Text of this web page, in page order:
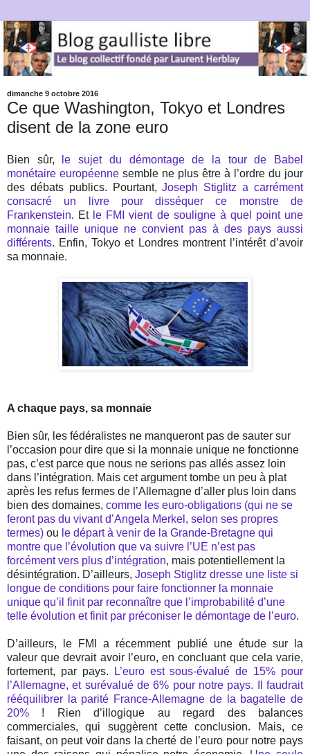
dimanche 9 octobre 2016
Ce que Washington, Tokyo et Londres
disent de la zone euro
Bien sûr,
le sujet du démontage de la tour de Babel
monétaire européenne semble ne plus être à l’ordre du jour
des débats publics. Pourtant,Joseph Stiglitz a carrément
consacré un livre pour disséquer ce monstre de
Frankenstein. Et le FMI vient de souligne à quel point une
monnaie taille unique ne convient pas à des pays aussi
différents. Enfin, Tokyo et Londres montrent l’intérêt d’avoir
sa monnaie.
A chaque pays, sa monnaie
Bien sûr, les fédéralistes ne manqueront pas de sauter sur
l’occasion pour dire que si la monnaie unique ne fonctionne
pas, c’est parce que nous ne serions pas allés assez loin
dans l’intégration. Mais cet argument tombe un peu à plat
après les refus fermes de l’Allemagne d’aller plus loin dans
bien des domaines, comme les euro-obligations (qui ne se
feront pas du vivant d’Angela Merkel, selon ses propres
termes) ou le départ à venir de la Grande-Bretagne qui
montre que l’évolution que va suivre l’UE n’est pas
forcément vers plus d’intégration, mais potentiellement la
désintégration. D’ailleurs, Joseph Stiglitz dresse une liste si
longue de conditions pour faire fonctionner la monnaie
unique qu’il finit par reconnaître que l’improbabilité d’une
telle évolution et finit par préconiser le démontage de l’euro.
D’ailleurs, le FMI a récemment publié une étude sur la
valeur que devrait avoir l’euro, en concluant que cela varie,
fortement, par pays.
L’euro est sous-évalué de 15% pour
l’Allemagne, et surévalué de 6% pour notre pays. Il faudrait
rééquilibrer la parité France-Allemagne de la bagatelle de
20% ! Rien d’illogique au regard des balances
commerciales, qui suggèrent cette conclusion. Mais, ce
faisant, on peut voir dans la cherté de l’euro pour notre pays